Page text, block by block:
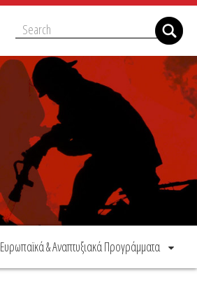
Ευρωπαϊκά & Αναπτυξιακά Προγράμματα